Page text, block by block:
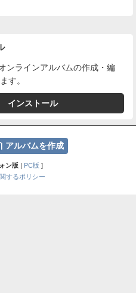
ンラインアルバムの作成・編
す。
インストール
アルバムを作成
ン版| PC版 ]
するポリシー